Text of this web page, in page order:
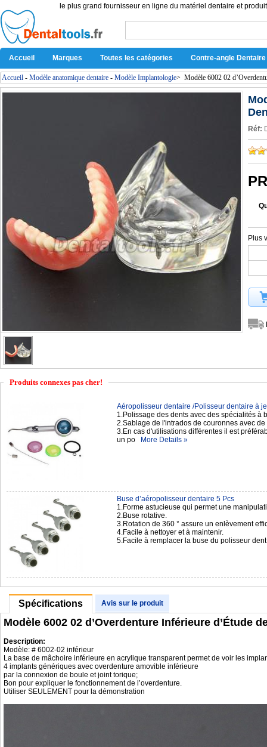
le plus grand fournisseur en ligne du matériel dentaire et
Accueil Marques Toutes les catégories Contre-angle Dentaire
Accueil - Modèle anatomique dentaire - Modèle Implantologie> Modèle 6002 02
Réf:
Plus
Produits connexes pas cher!
Aéropolisseur dentaire /Polisseur dentaire à
1.Polissage des dents avec des spécialités à
2.Sablage de l'intrados de couronnes avec
3.En cas d'utilisations différentes il est
un po
More Details »
Buse d’aéropolisseur dentaire 5 Pcs
1.Forme astucieuse qui permet une
2.Buse rotative.
3.Rotation de 360 ° assure un enlèvement
4.Facile à nettoyer et à maintenir.
5.Facile à remplacer la buse du polisseur
Spécifications Avis sur le produit
Modèle 6002 02 d’Overdenture Inférieure d’Étude
Description:
Modèle: # 6002-02 inférieur
La base de mâchoire inférieure en acrylique transparent permet de voir les
4 implants génériques avec overdenture amovible inférieure
par la connexion de boule et joint torique;
Bon pour expliquer le fonctionnement de l’overdenture.
Utiliser SEULEMENT pour la démonstration